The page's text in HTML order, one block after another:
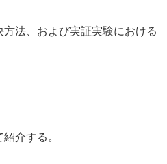
法、および実証実験における
介する。